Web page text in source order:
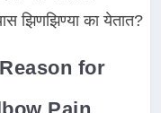
for